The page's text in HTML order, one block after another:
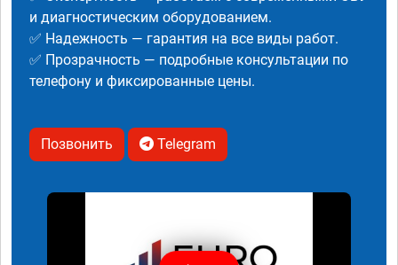
и диагностическим оборудованием.
✅ Надежность — гарантия на все виды работ.
✅ Прозрачность — подробные консультации по
телефону и фиксированные цены.
Позвонить Telegram